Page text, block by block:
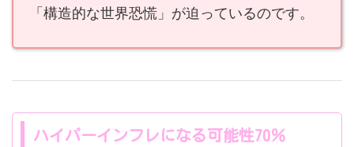
「構造的な世界恐慌」が迫っているのです。
ハイパーインフレになる可能性70％